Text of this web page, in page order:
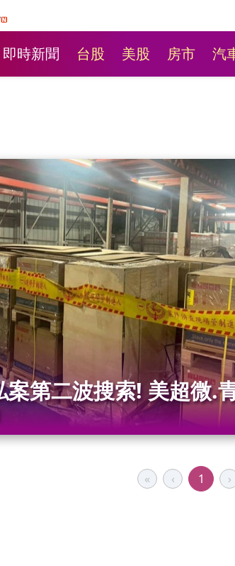
即時新聞 台股 美股 房市 汽
案第二波搜索! 美超微.
« ‹ 1 ›